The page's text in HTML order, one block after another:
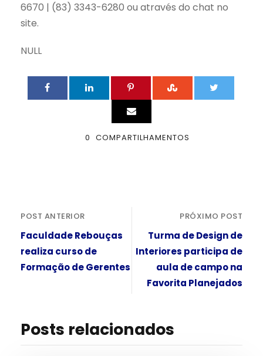
6670 | (83) 3343-6280 ou através do chat no
site.
NULL
0 COMPARTILHAMENTOS
POST ANTERIOR
Faculdade Rebouças
realiza curso de
Formação de Gerentes
PRÓXIMO POST
Turma de Design de
Interiores participa de
aula de campo na
Favorita Planejados
Posts relacionados